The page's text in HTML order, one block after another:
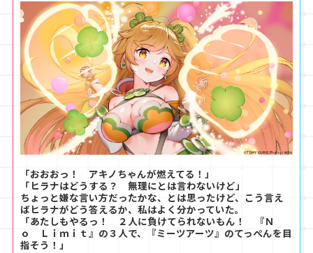
「おおおっ！ アキノちゃんが燃えてる！」
「ヒラナはどうする？ 無理にとは言わないけど」
ちょっと嫌な言い方だったかな、とは思ったけど、こう言え
ばヒラナがどう答えるか、私はよく分かっていた。
「あたしもやるっ！ ２人に負けてられないもん！ 『Ｎ
ｏ Ｌｉｍｉｔ』の３人で、『ミーツアーツ』のてっぺんを目
指そう！」